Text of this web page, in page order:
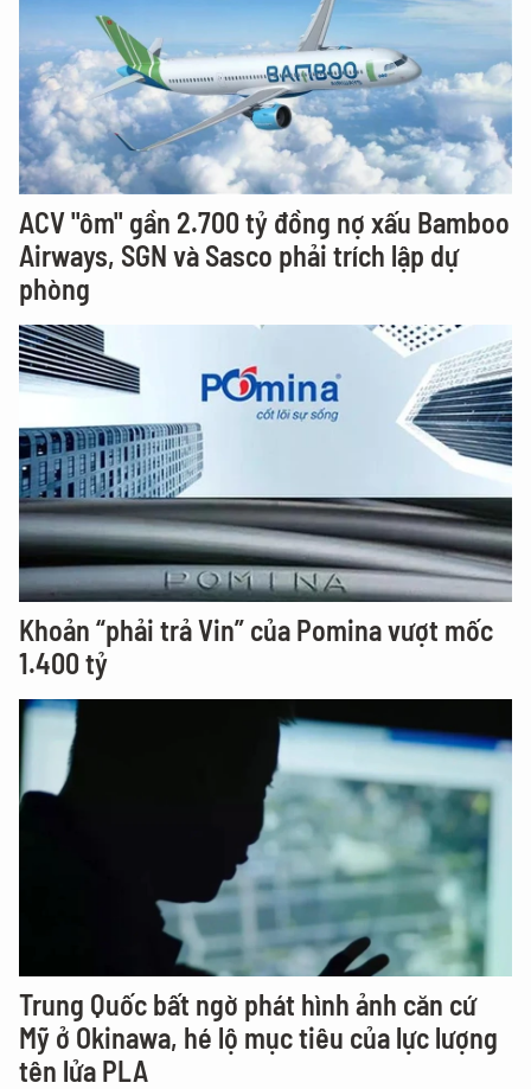
ACV "ôm" gần 2.700 tỷ đồng nợ xấu Bamboo
Airways, SGN và Sasco phải trích lập dự
phòng
Khoản “phải trả Vin” của Pomina vượt mốc
1.400 tỷ
Trung Quốc bất ngờ phát hình ảnh căn cứ
Mỹ ở Okinawa, hé lộ mục tiêu của lực lượng
tên lửa PLA